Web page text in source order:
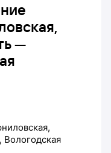
—
Вологодская